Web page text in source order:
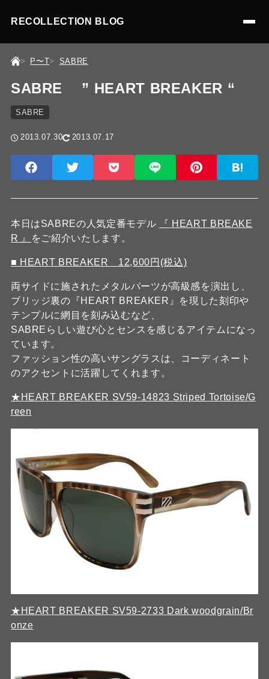
RECOLLECTION BLOG
P〜T SABRE
SABRE ” HEART BREAKER “
SABRE
2013.07.30 2013.07.17
本日はSABREの人気定番モデル
『 HEART BREAKE
R 』
をご紹介いたします。
■ HEART BREAKER 12,600円(税込)
両サイドに施されたメタルパーツが高級感を演出し、
ブリッジ裏の『HEART BREAKER』を現した刻印や
テンプルに網目を刻み込むなど、
SABREらしい遊び心とセンスを感じるアイテムになっ
ています。
ファッション性の高いサングラスは、コーディネート
のアクセントに活躍してくれます。
★HEART BREAKER SV59-14823 Striped Tortoise/G
reen
★HEART BREAKER SV59-2733 Dark woodgrain/Br
onze